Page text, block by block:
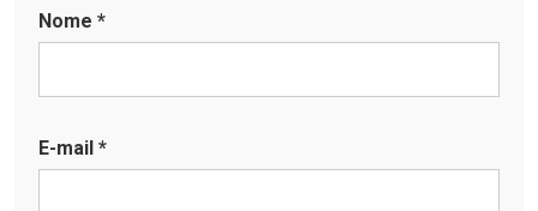
Nome *
E-mail *